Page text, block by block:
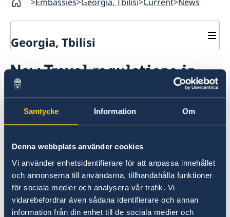
Samtycke Information Om
Denna webbplats använder cookies
Vi använder enhetsidentifierare för att anpassa innehållet
och annonserna till användarna, tillhandahålla funktioner
för sociala medier och analysera vår trafik. Vi
vidarebefordrar även sådana identifierare och annan
information från din enhet till de sociala medier och
Embassies Georgia, Tbilisi Current News
Georgia, Tbilisi
About us
Ambassador
Current
Calendar
Work and live in Sweden
Workinginsweden.se
Study in Sweden
New Travel regulations in
Sweden from April 1
The entry ban is lifted and no corona
specific entry restrictions are in effect
from 1 April 2022. Negative test or
vaccine certificates are not required to
enter Sweden.